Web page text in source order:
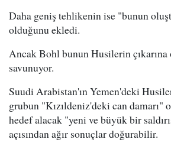
Daha geniş tehlikenin ise "bunun
olduğunu ekledi.
Ancak Bohl bunun Husilerin çıkarına
savunuyor.
Suudi Arabistan'ın Yemen'deki
grubun "Kızıldeniz'deki can damarı"
hedef alacak "yeni ve büyük bir
açısından ağır sonuçlar doğurabilir.